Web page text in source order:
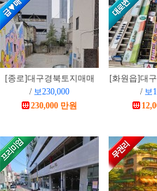
[종로]대구경북토지매매
/ 보230,000
230,000 만원
[화원읍]대
/ 보